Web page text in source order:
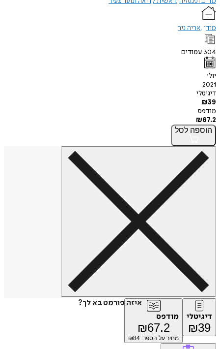
מודן אריה ניר
304 עמודים
יולי
2021
דיגיטלי
₪39
מודפס
₪67.2
הוספה לסל
איזה פורמט בא לך?
דיגיטלי
₪39
מודפס
₪67.2
מחיר על הספר: ₪ 84